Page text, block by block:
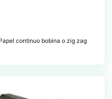
continuo bobina o zig zag